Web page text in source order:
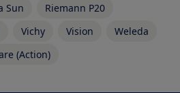
Sun
Riemann P20
Vichy Vision
Weleda
(Action)